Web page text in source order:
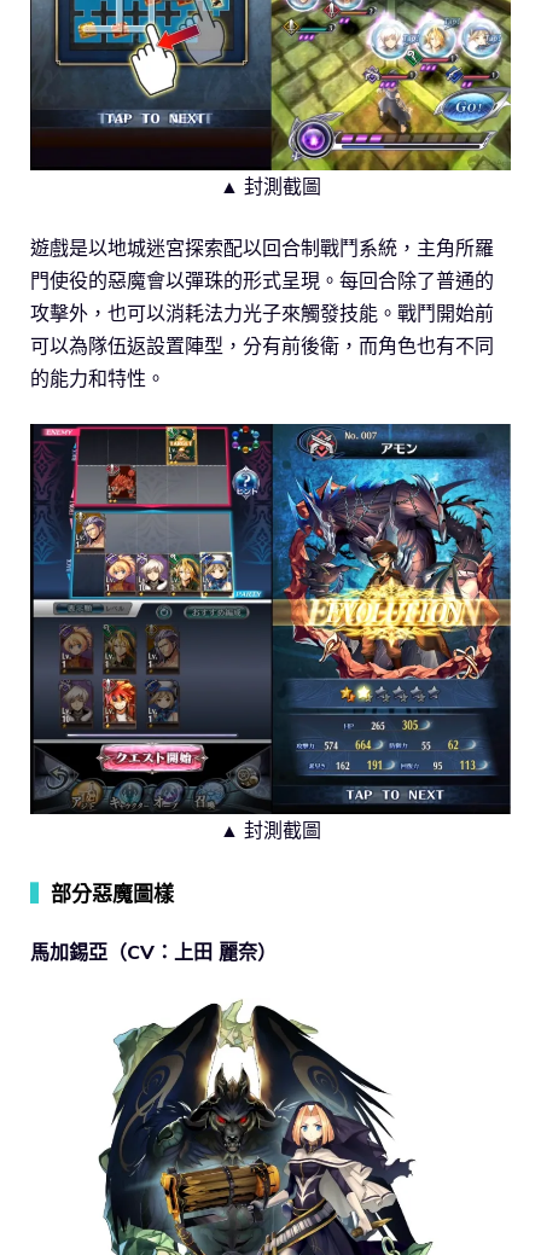
▲ 封測截圖
遊戲是以地城迷宮探索配以回合制戰鬥系統，主角所羅
門使役的惡魔會以彈珠的形式呈現。每回合除了普通的
攻擊外，也可以消耗法力光子來觸發技能。戰鬥開始前
可以為隊伍返設置陣型，分有前後衛，而角色也有不同
的能力和特性。
▲ 封測截圖
部分惡魔圖樣
馬加錫亞（CV：上田 麗奈）